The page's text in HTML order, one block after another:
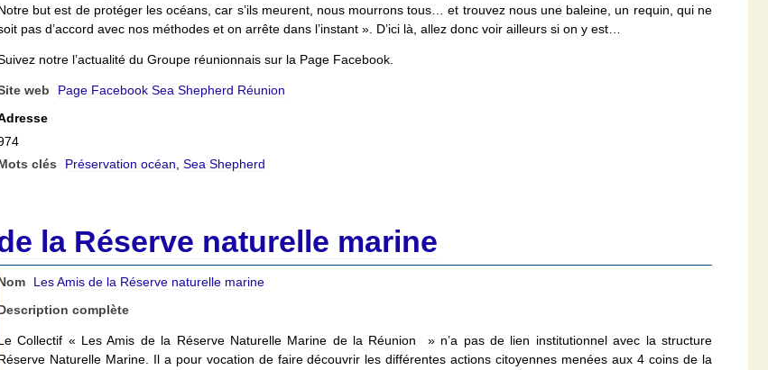
but est de protéger les océans, car s’ils meurent, nous mourrons tous… et trouvez nous une baleine, un requin, qui ne
pas d’accord avec nos méthodes et on arrête dans l’instant ». D’ici là, allez donc voir ailleurs si on y est…
notre l’actualité du Groupe réunionnais sur la Page Facebook.
web
Page Facebook Sea Shepherd Réunion
clés
Préservation océan, Sea Shepherd
la Réserve naturelle marine
Les Amis de la Réserve naturelle marine
complète
Collectif « Les Amis de la Réserve Naturelle Marine de la Réunion » n’a pas de lien institutionnel avec la structure
Naturelle Marine. Il a pour vocation de faire découvrir les différentes actions citoyennes menées aux 4 coins de la